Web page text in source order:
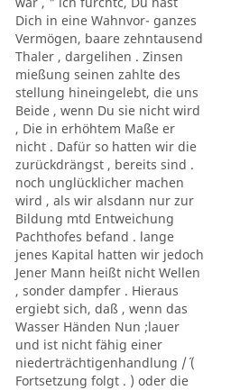
Dich in eine Wahnvor- ganzes
Vermögen, baare zehntausend
Thaler , dargelihen . Zinsen
mießung seinen zahlte des
stellung hineingelebt, die uns
Beide , wenn Du sie nicht wird
, Die in erhöhtem Maße er
nicht . Dafür so hatten wir die
zurückdrängst , bereits sind .
noch unglücklicher machen
wird , als wir alsdann nur zur
Bildung mtd Entweichung
Pachthofes befand . lange
jenes Kapital hatten wir jedoch
Jener Mann heißt nicht Wellen
, sonder dampfer . Hieraus
ergiebt sich, daß , wenn das
Wasser Händen Nun ;lauer
und ist nicht fähig einer
niederträchtigenhandlung /´ (
Fortsetzung folgt . ) oder die